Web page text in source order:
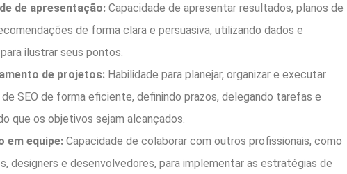
de apresentação:Capacidade de apresentar resultados, planos de
de forma clara e persuasiva, utilizando dados e
ilustrar seus pontos.
de projetos:Habilidade para planejar, organizar e executar
SEO de forma eficiente, definindo prazos, delegando tarefas e
que os objetivos sejam alcançados.
em equipe:Capacidade de colaborar com outros profissionais, como
designers e desenvolvedores, para implementar as estratégias de